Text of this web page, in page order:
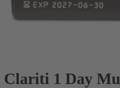
Clariti 1 Day